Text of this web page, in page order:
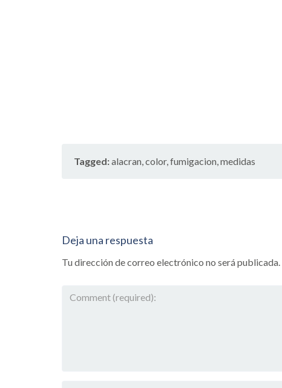
Tagged:alacran,color,fumigacion,medidas
Deja una respuesta
Tu dirección de correo electrónico no será publicada.